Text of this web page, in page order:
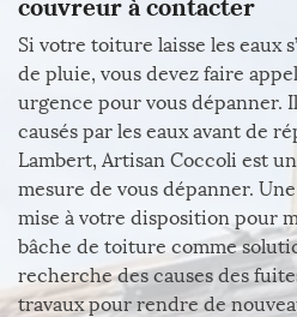
couvreur à contacter
Si votre toiture laisse les eaux
de pluie, vous devez faire
urgence pour vous dépanner.
causés par les eaux avant de
Lambert, Artisan Coccoli est
mesure de vous dépanner.
mise à votre disposition pour
bâche de toiture comme
recherche des causes des
travaux pour rendre de